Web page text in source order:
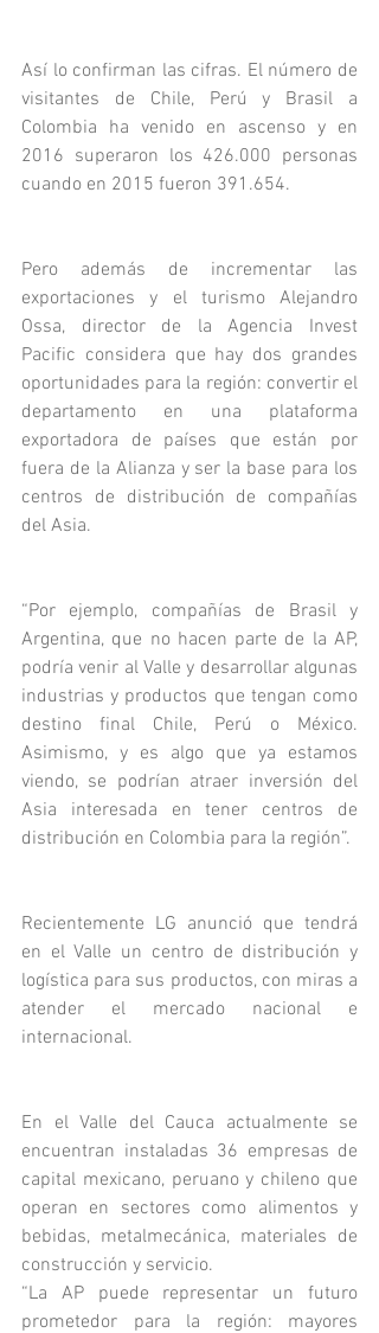
Así lo confirman las cifras. El número de
visitantes de Chile, Perú y Brasil a
Colombia ha venido en ascenso y en
2016 superaron los 426.000 personas
cuando en 2015 fueron 391.654.
Pero además de incrementar las
exportaciones y el turismo Alejandro
Ossa, director de la Agencia Invest
Pacific considera que hay dos grandes
oportunidades para la región: convertir el
departamento en una plataforma
exportadora de países que están por
fuera de la Alianza y ser la base para los
centros de distribución de compañías
del Asia.
“Por ejemplo, compañías de Brasil y
Argentina, que no hacen parte de la AP,
podría venir al Valle y desarrollar algunas
industrias y productos que tengan como
destino final Chile, Perú o México.
Asimismo, y es algo que ya estamos
viendo, se podrían atraer inversión del
Asia interesada en tener centros de
distribución en Colombia para la región”.
Recientemente LG anunció que tendrá
en el Valle un centro de distribución y
logística para sus productos, con miras a
atender el mercado nacional e
internacional.
En el Valle del Cauca actualmente se
encuentran instaladas 36 empresas de
capital mexicano, peruano y chileno que
operan en sectores como alimentos y
bebidas, metalmecánica, materiales de
construcción y servicio.
“La AP puede representar un futuro
prometedor para la región: mayores